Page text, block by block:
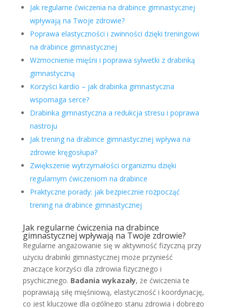
Jak regularne ćwiczenia na drabince gimnastycznej
wpływają na Twoje zdrowie?
Poprawa elastyczności i zwinności dzięki treningowi
na drabince gimnastycznej
Wzmocnienie mięśni i poprawa sylwetki z drabinką
gimnastyczną
Korzyści kardio – jak drabinka gimnastyczna
wspomaga serce?
Drabinka gimnastyczna a redukcja stresu i poprawa
nastroju
Jak trening na drabince gimnastycznej wpływa na
zdrowie kręgosłupa?
Zwiększenie wytrzymałości organizmu dzięki
regularnym ćwiczeniom na drabince
Praktyczne porady: jak bezpiecznie rozpocząć
trening na drabince gimnastycznej
Jak regularne ćwiczenia na drabince
gimnastycznej wpływają na Twoje zdrowie?
Regularne angażowanie się w aktywność fizyczną przy
użyciu drabinki gimnastycznej może przynieść
znaczące korzyści dla zdrowia fizycznego i
psychicznego. Badania wykazały, że ćwiczenia te
poprawiają siłę mięśniową, elastyczność i koordynację,
co jest kluczowe dla ogólnego stanu zdrowia i dobrego